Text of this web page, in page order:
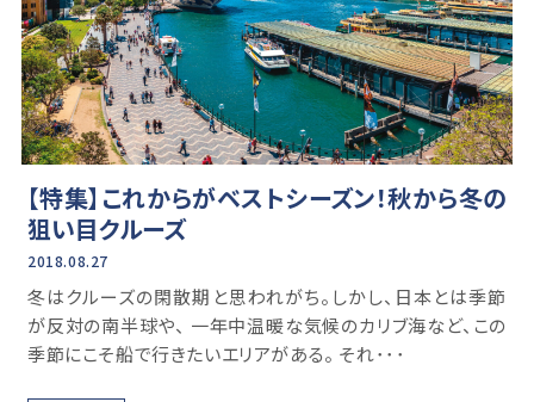
【特集】これからがベストシーズン！秋から冬の
狙い目クルーズ
2018.08.27
冬はクルーズの閑散期と思われがち。しかし、日本とは季節
が反対の南半球や、 一年中温暖な気候のカリブ海など、この
季節にこそ船で行きたいエリアがある。 それ･･･